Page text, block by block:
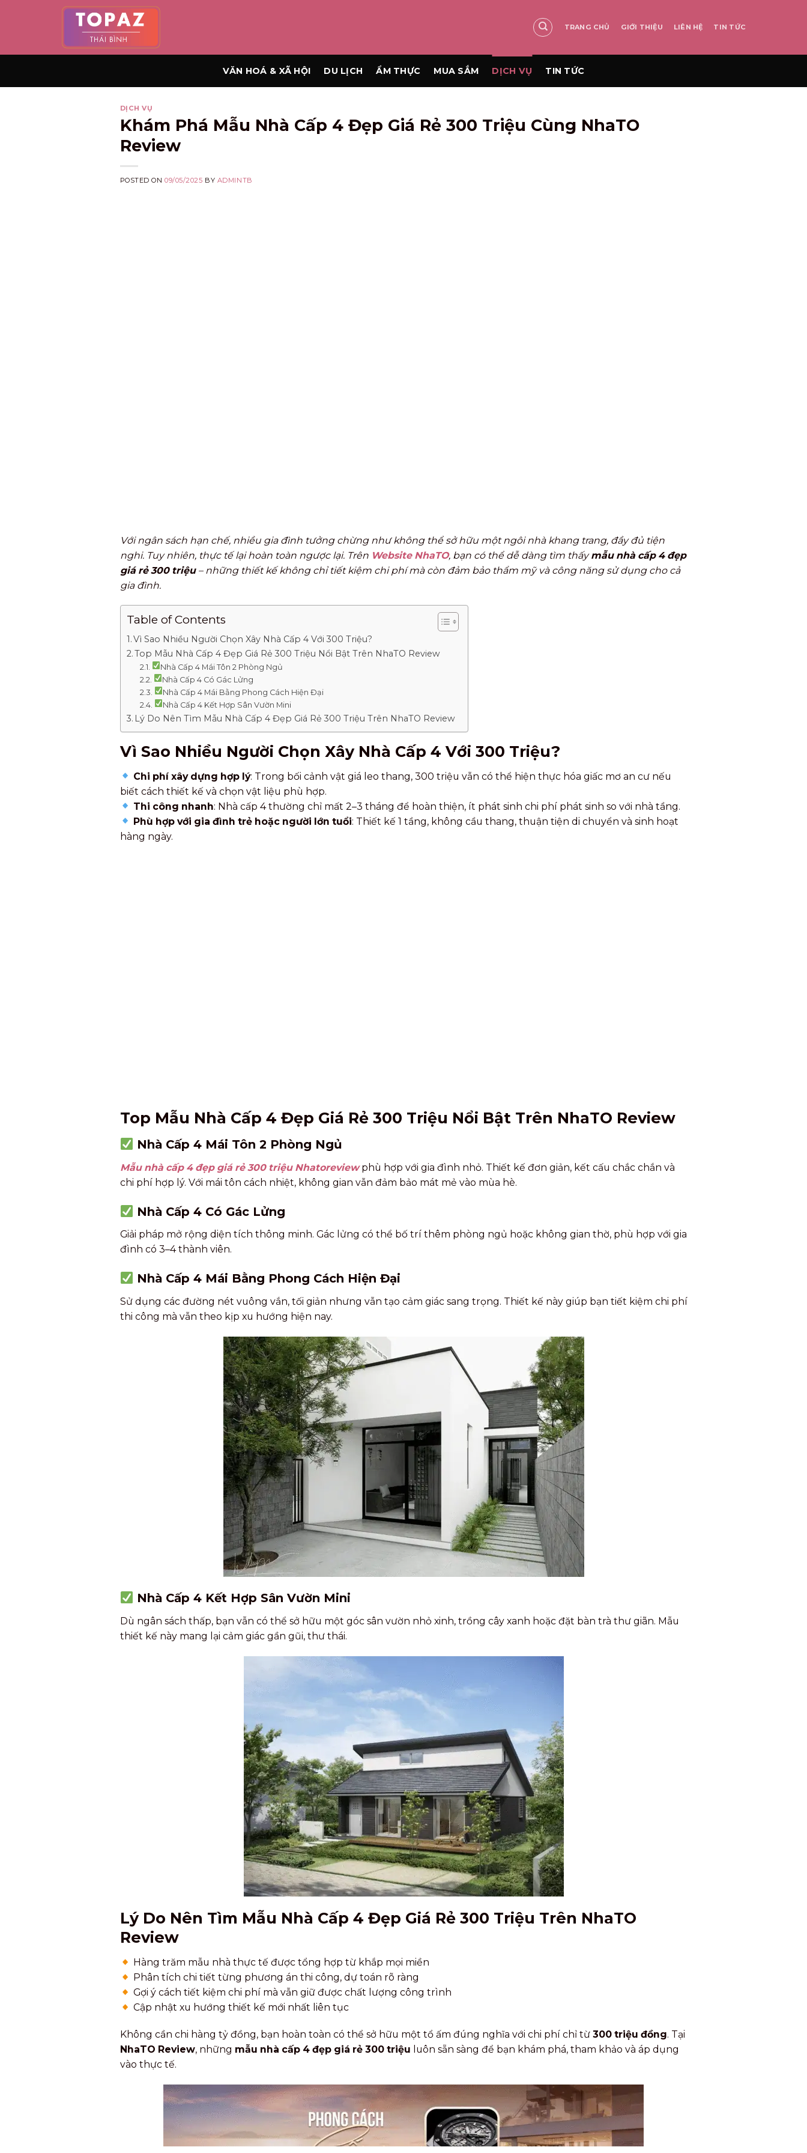
TRANG CHỦ GIỚI THIỆU LIÊN HỆ TIN TỨC
VĂN HOÁ & XÃ HỘI DU LỊCH ẨM THỰC MUA SẮM DỊCH VỤ TIN TỨC
DỊCH VỤ
Khám Phá Mẫu Nhà Cấp 4 Đẹp Giá Rẻ 300 Triệu Cùng NhaTO
Review
POSTED ON09/05/2025 BY ADMINTB
Với ngân sách hạn chế, nhiều gia đình tưởng chừng như không thể sở hữu một ngôi nhà khang trang, đầy đủ tiện
nghi. Tuy nhiên, thực tế lại hoàn toàn ngược lại. Trên Website NhaTO, bạn có thể dễ dàng tìm thấymẫu nhà cấp 4 đẹp
giá rẻ 300 triệu– những thiết kế không chỉ tiết kiệm chi phí mà còn đảm bảo thẩm mỹ và công năng sử dụng cho cả
gia đình.
Table of Contents
Vì Sao Nhiều Người Chọn Xây Nhà Cấp 4 Với 300 Triệu?
Top Mẫu Nhà Cấp 4 Đẹp Giá Rẻ 300 Triệu Nổi Bật Trên NhaTO Review
Nhà Cấp 4 Mái Tôn 2 Phòng Ngủ
Nhà Cấp 4 Có Gác Lửng
Nhà Cấp 4 Mái Bằng Phong Cách Hiện Đại
Nhà Cấp 4 Kết Hợp Sân Vườn Mini
Lý Do Nên Tìm Mẫu Nhà Cấp 4 Đẹp Giá Rẻ 300 Triệu Trên NhaTO Review
Vì Sao Nhiều Người Chọn Xây Nhà Cấp 4 Với 300 Triệu?
Chi phí xây dựng hợp lý: Trong bối cảnh vật giá leo thang, 300 triệu vẫn có thể hiện thực hóa giấc mơ an cư nếu
biết cách thiết kế và chọn vật liệu phù hợp.
Thi công nhanh: Nhà cấp 4 thường chỉ mất 2–3 tháng để hoàn thiện, ít phát sinh chi phí phát sinh so với nhà tầng.
Phù hợp với gia đình trẻ hoặc người lớn tuổi: Thiết kế 1 tầng, không cầu thang, thuận tiện di chuyển và sinh hoạt
hàng ngày.
Top Mẫu Nhà Cấp 4 Đẹp Giá Rẻ 300 Triệu Nổi Bật Trên NhaTO Review
Nhà Cấp 4 Mái Tôn 2 Phòng Ngủ
Mẫu nhà cấp 4 đẹp giá rẻ 300 triệu Nhatoreviewphù hợp với gia đình nhỏ. Thiết kế đơn giản, kết cấu chắc chắn và
chi phí hợp lý. Với mái tôn cách nhiệt, không gian vẫn đảm bảo mát mẻ vào mùa hè.
Nhà Cấp 4 Có Gác Lửng
Giải pháp mở rộng diện tích thông minh. Gác lửng có thể bố trí thêm phòng ngủ hoặc không gian thờ, phù hợp với gia
đình có 3–4 thành viên.
Nhà Cấp 4 Mái Bằng Phong Cách Hiện Đại
Sử dụng các đường nét vuông vắn, tối giản nhưng vẫn tạo cảm giác sang trọng. Thiết kế này giúp bạn tiết kiệm chi phí
thi công mà vẫn theo kịp xu hướng hiện nay.
Nhà Cấp 4 Kết Hợp Sân Vườn Mini
Dù ngân sách thấp, bạn vẫn có thể sở hữu một góc sân vườn nhỏ xinh, trồng cây xanh hoặc đặt bàn trà thư giãn. Mẫu
thiết kế này mang lại cảm giác gần gũi, thư thái.
Lý Do Nên Tìm Mẫu Nhà Cấp 4 Đẹp Giá Rẻ 300 Triệu Trên NhaTO
Review
Hàng trăm mẫu nhà thực tế được tổng hợp từ khắp mọi miền
Phân tích chi tiết từng phương án thi công, dự toán rõ ràng
Gợi ý cách tiết kiệm chi phí mà vẫn giữ được chất lượng công trình
Cập nhật xu hướng thiết kế mới nhất liên tục
Không cần chi hàng tỷ đồng, bạn hoàn toàn có thể sở hữu một tổ ấm đúng nghĩa với chi phí chỉ từ 300 triệu đồng. Tại
NhaTO Review, những mẫu nhà cấp 4 đẹp giá rẻ 300 triệu luôn sẵn sàng để bạn khám phá, tham khảo và áp dụng
vào thực tế.